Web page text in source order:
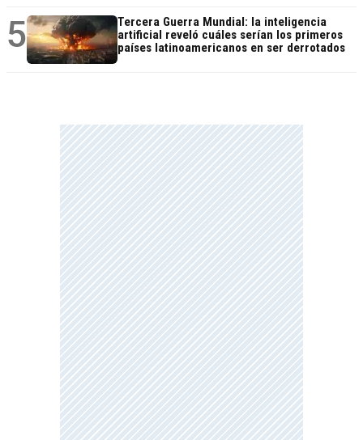
5
Tercera Guerra Mundial: la inteligencia
artificial reveló cuáles serían los primeros
países latinoamericanos en ser derrotados